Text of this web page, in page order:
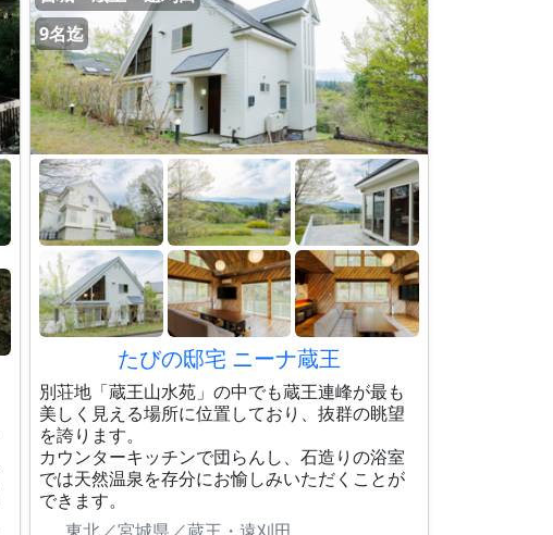
9名迄
たびの邸宅 ニーナ蔵王
別荘地「蔵王山水苑」の中でも蔵王連峰が最も
美しく見える場所に位置しており、抜群の眺望
を誇ります。
カウンターキッチンで団らんし、石造りの浴室
では天然温泉を存分にお愉しみいただくことが
できます。